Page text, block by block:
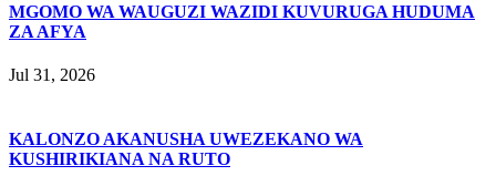
MGOMO WA WAUGUZI WAZIDI KUVURUGA HUDUMA
ZA AFYA
Jul 31, 2026
KALONZO AKANUSHA UWEZEKANO WA
KUSHIRIKIANA NA RUTO